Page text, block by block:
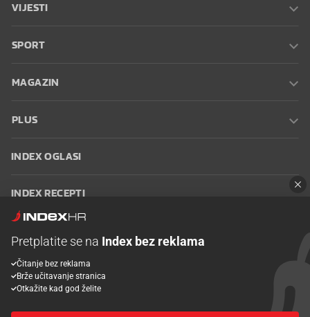
VIJESTI
SPORT
MAGAZIN
PLUS
INDEX OGLASI
INDEX RECEPTI
Oglašavanje Zaposli se na Indexu
korištenja
Postavke kolačića
Pretplatite se na Index bez reklama
Čitanje bez reklama
Brže učitavanje stranica
Otkažite kad god želite